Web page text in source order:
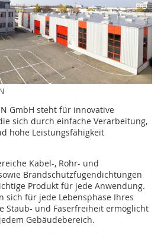
GmbH steht für innovative
sich durch einfache Verarbeitung,
hohe Leistungsfähigkeit
Kabel-, Rohr- und
Brandschutzfugendichtungen
Produkt für jede Anwendung.
sich für jede Lebensphase Ihres
Staub- und Faserfreiheit ermöglicht
Gebäudebereich.